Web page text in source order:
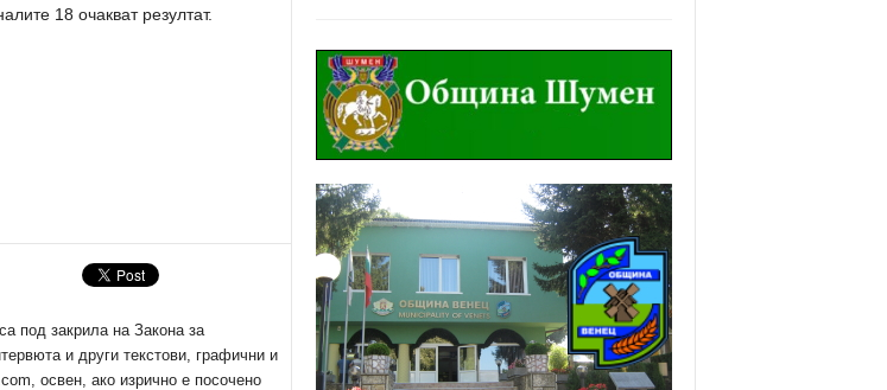
18 очакват резултат.
под закрила на Закона за
и други текстови, графични и
освен, ако изрично е посочено